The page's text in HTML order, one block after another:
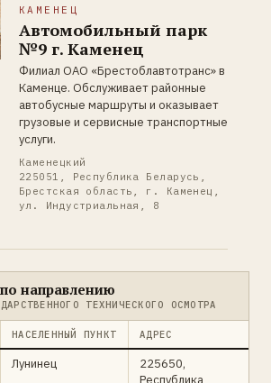
КАМЕНЕЦ
Автомобильный парк
№9 г. Каменец
Филиал ОАО «Брестоблавтотранс» в
Каменце. Обслуживает районные
автобусные маршруты и оказывает
грузовые и сервисные транспортные
услуги.
Каменецкий
225051, Республика Беларусь,
Брестская область, г. Каменец,
ул. Индустриальная, 8
направлению
ТЕХНИЧЕСКОГО ОСМОТРА
НАСЕЛЕННЫЙ ПУНКТ АДРЕС
Лунинец
225650,
Республика